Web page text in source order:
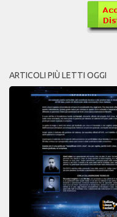
ARTICOLI PIÙ LETTI OGGI